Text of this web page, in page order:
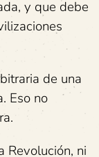
y que debe
de una
Eso no
Revolución, ni